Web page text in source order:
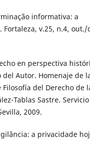
informativa: a
v.25, n.4, out./
en perspectiva
Autor. Homenaje de
del Derecho de
Tablas Sastre.
2009.
a privacidade